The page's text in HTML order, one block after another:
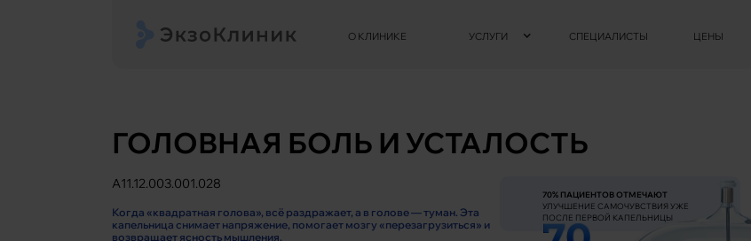
О КЛИНИКЕ УСЛУГИ СПЕЦИАЛИСТЫ ЦЕНЫ
ГОЛОВНАЯ БОЛЬ И УСТАЛОСТЬ
A11.12.003.001.028
Когда «квадратная голова», всё раздражает, а в голове — туман. Эта
капельница снимает напряжение, помогает мозгу «перезагрузиться» и
возвращает ясность мышления.
70% ПАЦИЕНТОВ ОТМЕЧАЮТ
УЛУЧШЕНИЕ САМОЧУВСТВИЯ УЖЕ
ПОСЛЕ ПЕРВОЙ КАПЕЛЬНИЦЫ